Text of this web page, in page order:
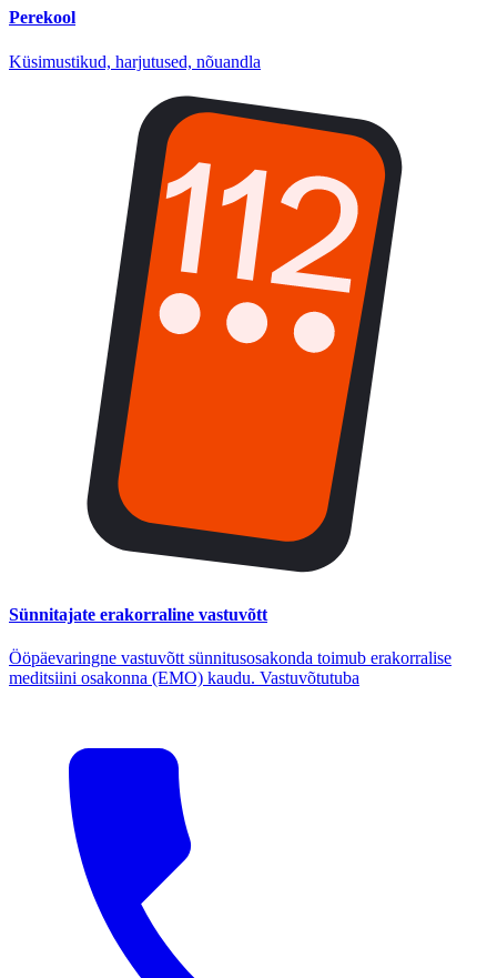
Perekool
Küsimustikud, harjutused, nõuandla
Sünnitajate erakorraline vastuvõtt
Ööpäevaringne vastuvõtt sünnitusosakonda toimub erakorralise
meditsiini osakonna (EMO) kaudu. Vastuvõtutuba